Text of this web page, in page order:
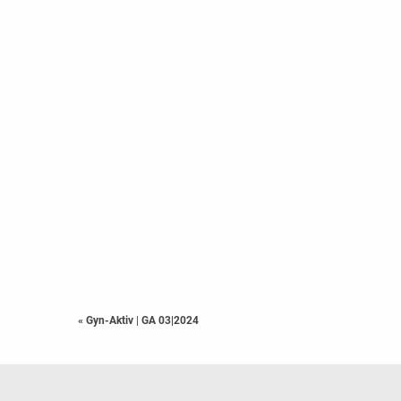
« Gyn-Aktiv | GA 03|2024